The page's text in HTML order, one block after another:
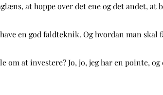
at hoppe over det ene og det andet, at
en god faldteknik. Og hvordan man skal
at investere? Jo, jo, jeg har en pointe, og